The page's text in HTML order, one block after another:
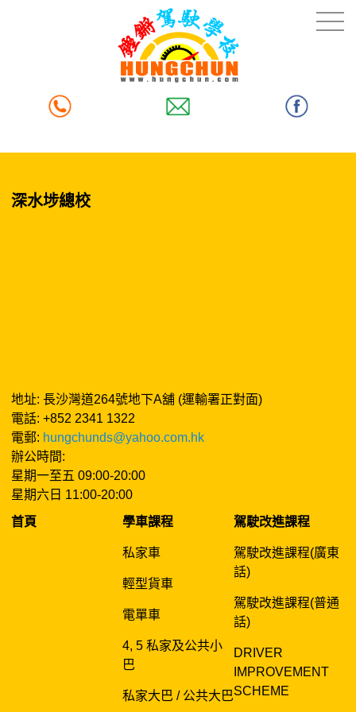
深水埗總校
地址: 長沙灣道264號地下A舖 (運輸署正對面)
電話: +852 2341 1322
電郵: hungchunds@yahoo.com.hk
辦公時間:
星期一至五 09:00-20:00
星期六日 11:00-20:00
首頁
學車課程
私家車
輕型貨車
電單車
4, 5 私家及公共小
巴
私家大巴 / 公共大巴
駕駛改進課程
駕駛改進課程(廣東
話)
駕駛改進課程(普通
話)
DRIVER
IMPROVEMENT
SCHEME